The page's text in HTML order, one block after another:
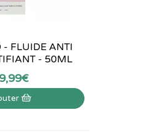
- FLUIDE ANTI
- 50ML
,99€